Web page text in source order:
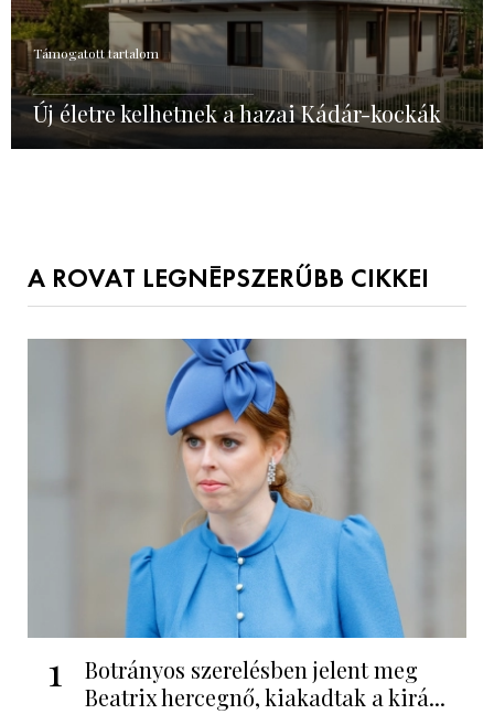
Támogatott tartalom
Új életre kelhetnek a hazai Kádár-kockák
A ROVAT LEGNÉPSZERŰBB CIKKEI
1
Botrányos szerelésben jelent meg
Beatrix hercegnő, kiakadtak a kirá...